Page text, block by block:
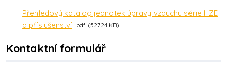
Přehledový katalog jednotek úpravy vzduchu série HZE
a příslušenství pdf 527.24 KB
Kontaktní formulář